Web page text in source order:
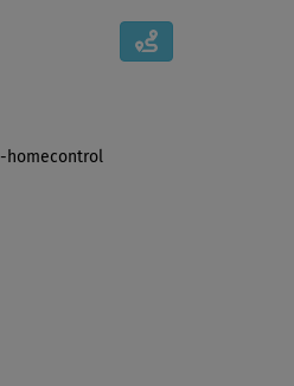
homecontrol